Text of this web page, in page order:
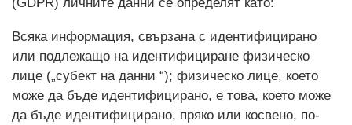
Всяка информация, свързана с идентифицирано
или подлежащо на идентифициране физическо
лице („субект на данни “); физическо лице, което
може да бъде идентифицирано, е това, което може
да бъде идентифицирано, пряко или косвено, по-